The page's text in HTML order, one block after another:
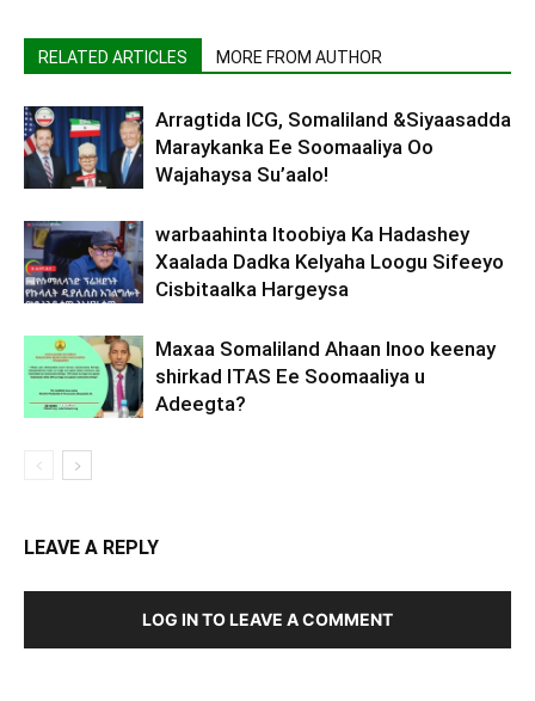
RELATED ARTICLES MORE FROM AUTHOR
Arragtida ICG, Somaliland &Siyaasadda
Maraykanka Ee Soomaaliya Oo
Wajahaysa Su’aalo!
warbaahinta Itoobiya Ka Hadashey
Xaalada Dadka Kelyaha Loogu Sifeeyo
Cisbitaalka Hargeysa
Maxaa Somaliland Ahaan Inoo keenay
shirkad ITAS Ee Soomaaliya u
Adeegta?
LEAVE A REPLY
LOG IN TO LEAVE A COMMENT